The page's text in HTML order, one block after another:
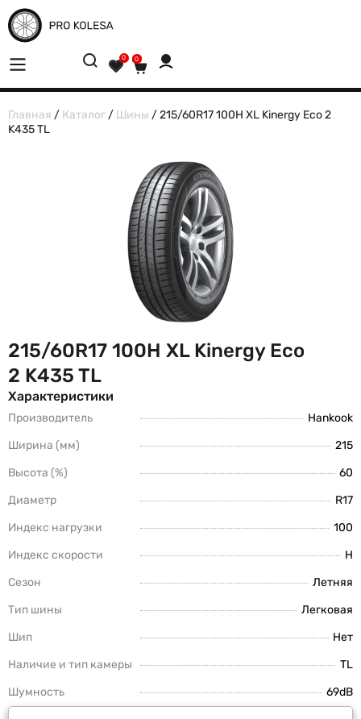
0 0
Главная / Каталог / Шины / 215/60R17 100H XL Kinergy Eco 2
K435 TL
215/60R17 100H XL Kinergy Eco
2 K435 TL
Характеристики
Производитель
Hankook
Ширина (мм)
215
Высота (%)
60
Диаметр
R17
Индекс нагрузки
100
Индекс скорости
H
Сезон
Летняя
Тип шины
Легковая
Шип
Нет
Наличие и тип камеры
TL
Шумность
69dB